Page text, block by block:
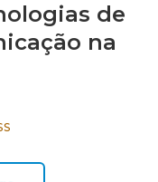
de
na